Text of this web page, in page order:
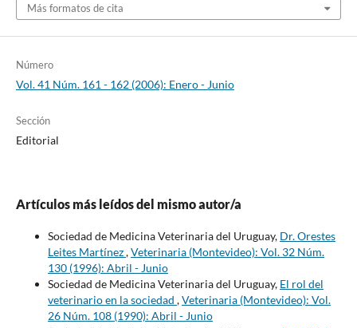
Más formatos de cita
Número
Vol. 41 Núm. 161 - 162 (2006): Enero - Junio
Sección
Editorial
Artículos más leídos del mismo autor/a
Sociedad de Medicina Veterinaria del Uruguay, Dr. Orestes
Leites Martínez,Veterinaria (Montevideo): Vol. 32 Núm.
130 (1996): Abril - Junio
Sociedad de Medicina Veterinaria del Uruguay, El rol del
veterinario en la sociedad ,Veterinaria (Montevideo): Vol.
26 Núm. 108 (1990): Abril - Junio